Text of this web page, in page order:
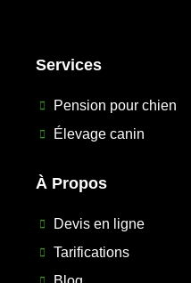
Services
Pension pour chien
Élevage canin
À Propos
Devis en ligne
Tarifications